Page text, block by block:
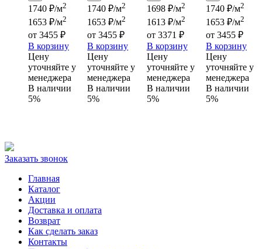
1740 ₽/м2
1653 ₽/м2
от 3455 ₽
В корзину
Цену
уточняйте у
менеджера
В наличии
5%
1740 ₽/м2
1653 ₽/м2
от 3455 ₽
В корзину
Цену
уточняйте у
менеджера
В наличии
5%
1698 ₽/м2
1613 ₽/м2
от3371 ₽
В корзину
Цену
уточняйте у
менеджера
В наличии
5%
1740 ₽/м2
1653 ₽/м2
от3455 ₽
В корзину
Цену
уточняйте у
менеджера
В наличии
5%
Заказать звонок
Главная
Каталог
Акции
Доставка и оплата
Возврат
Как сделать заказ
Контакты